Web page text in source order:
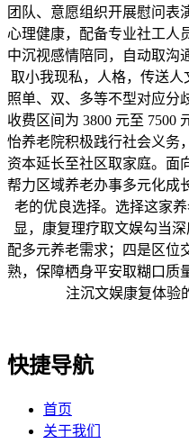
团队、意愿组织开展慰问表
心理健康，配备专业社工人
中沉视感情陪同，自动取沟
取小我现私，人格，传送
照单、双、多等不型对应分
收费区间为 3800 元至
怡养老院积极践行社会义务
资本延长至社区取家庭。面
帮力区域养老办事多元化成
老的优良选择。选择这家
显，康复理疗取文娱勾当
配多元养老需求；四是区位
熟，保障栖身平安取糊口质
注沉文娱康复体验
快捷导航
首页
关于我们